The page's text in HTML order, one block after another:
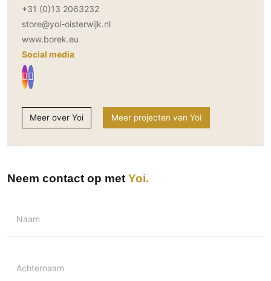
+31 (0)13 2063232
store@yoi-oisterwijk.nl
www.borek.eu
Social media
Meer over Yoi Meer projecten van Yoi
Neem contact op met Yoi
Naam
Achternaam